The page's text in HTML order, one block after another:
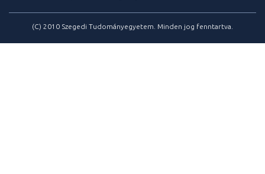
(C) 2010 Szegedi Tudományegyetem. Minden jog fenntartva.